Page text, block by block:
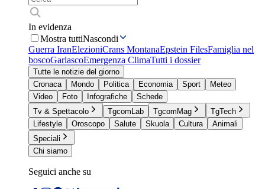
In evidenza
Mostra tuttiNascondi
Guerra IranElezioniCrans MontanaEpstein FilesFamiglia nel
boscoGarlascoEmergenza ClimaTutti i dossier
Tutte le notizie del giorno
Cronaca
Mondo Politica Economia Sport
Meteo
Video
Foto Infografiche
Schede
Tv & Spettacolo
TgcomLab TgcomMag
TgTech
Lifestyle
Oroscopo Salute Skuola Cultura
Animali
Speciali
Chi siamo
Seguici anche su